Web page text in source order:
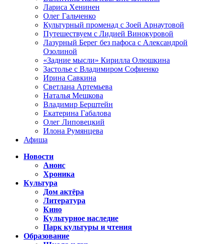
Лариса Хенинен
Олег Гальченко
Культурный променад с Зоей Арнаутовой
Путешествуем с Лидией Винокуровой
Лазурный Берег без пафоса с Александрой
Озолиной
«Задние мысли» Кирилла Олюшкина
Застолье с Владимиром Софиенко
Ирина Савкина
Светлана Артемьева
Наталья Мешкова
Владимир Берштейн
Екатерина Габалова
Олег Липовецкий
Илона Румянцева
Афиша
Новости
Анонс
Хроника
Культура
Дом актёра
Литература
Кино
Культурное наследие
Парк культуры и чтения
Образование